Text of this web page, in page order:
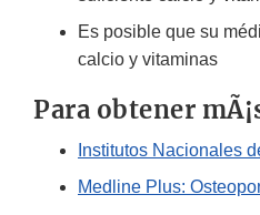
Es posible que su
calcio y vitaminas
Para obtener
Institutos Nacionales
Medline Plus: